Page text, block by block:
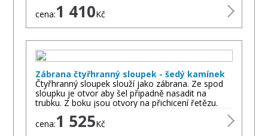
cena:1 410Kč
Zábrana čtyřhranný sloupek - šedý kamínek
Čtyřhranný sloupek slouží jako zábrana. Ze spod
sloupku je otvor aby šel připadně nasadit na
trubku. Z boku jsou otvory na přichicení řetězu.
cena:1 525Kč